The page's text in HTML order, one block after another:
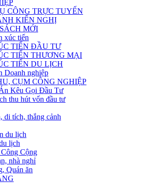
CÔNG TRỰC TUYẾN
KIẾN NGHỊ
MỚI
xúc tiến
TIẾN ĐẦU TƯ
TIẾN THƯƠNG MẠI
TIẾN DU LỊCH
Doanh nghiệp
CỤM CÔNG NGHIỆP
Kêu Gọi Đầu Tư
thu hút vốn đầu tư
di tích, thắng cảnh
du lịch
lịch
Cộng
nhà nghỉ
Quán ăn